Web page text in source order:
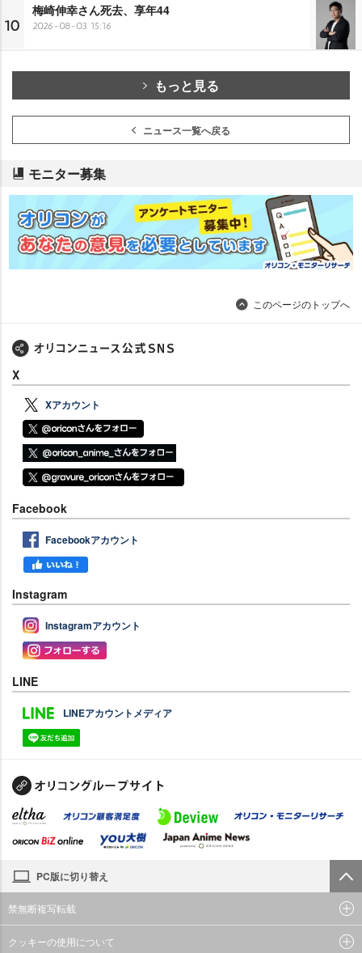
10
梅崎伸幸さん死去、享年44
2026-08-03 15:16
もっと見る
ニュース一覧へ戻る
モニター募集
このページのトップへ
X
Xアカウント
Facebook
Facebookアカウント
Instagram
Instagramアカウント
LINE
LINEアカウントメディア
PC版に切り替え
禁無断複写転載
クッキーの使用について